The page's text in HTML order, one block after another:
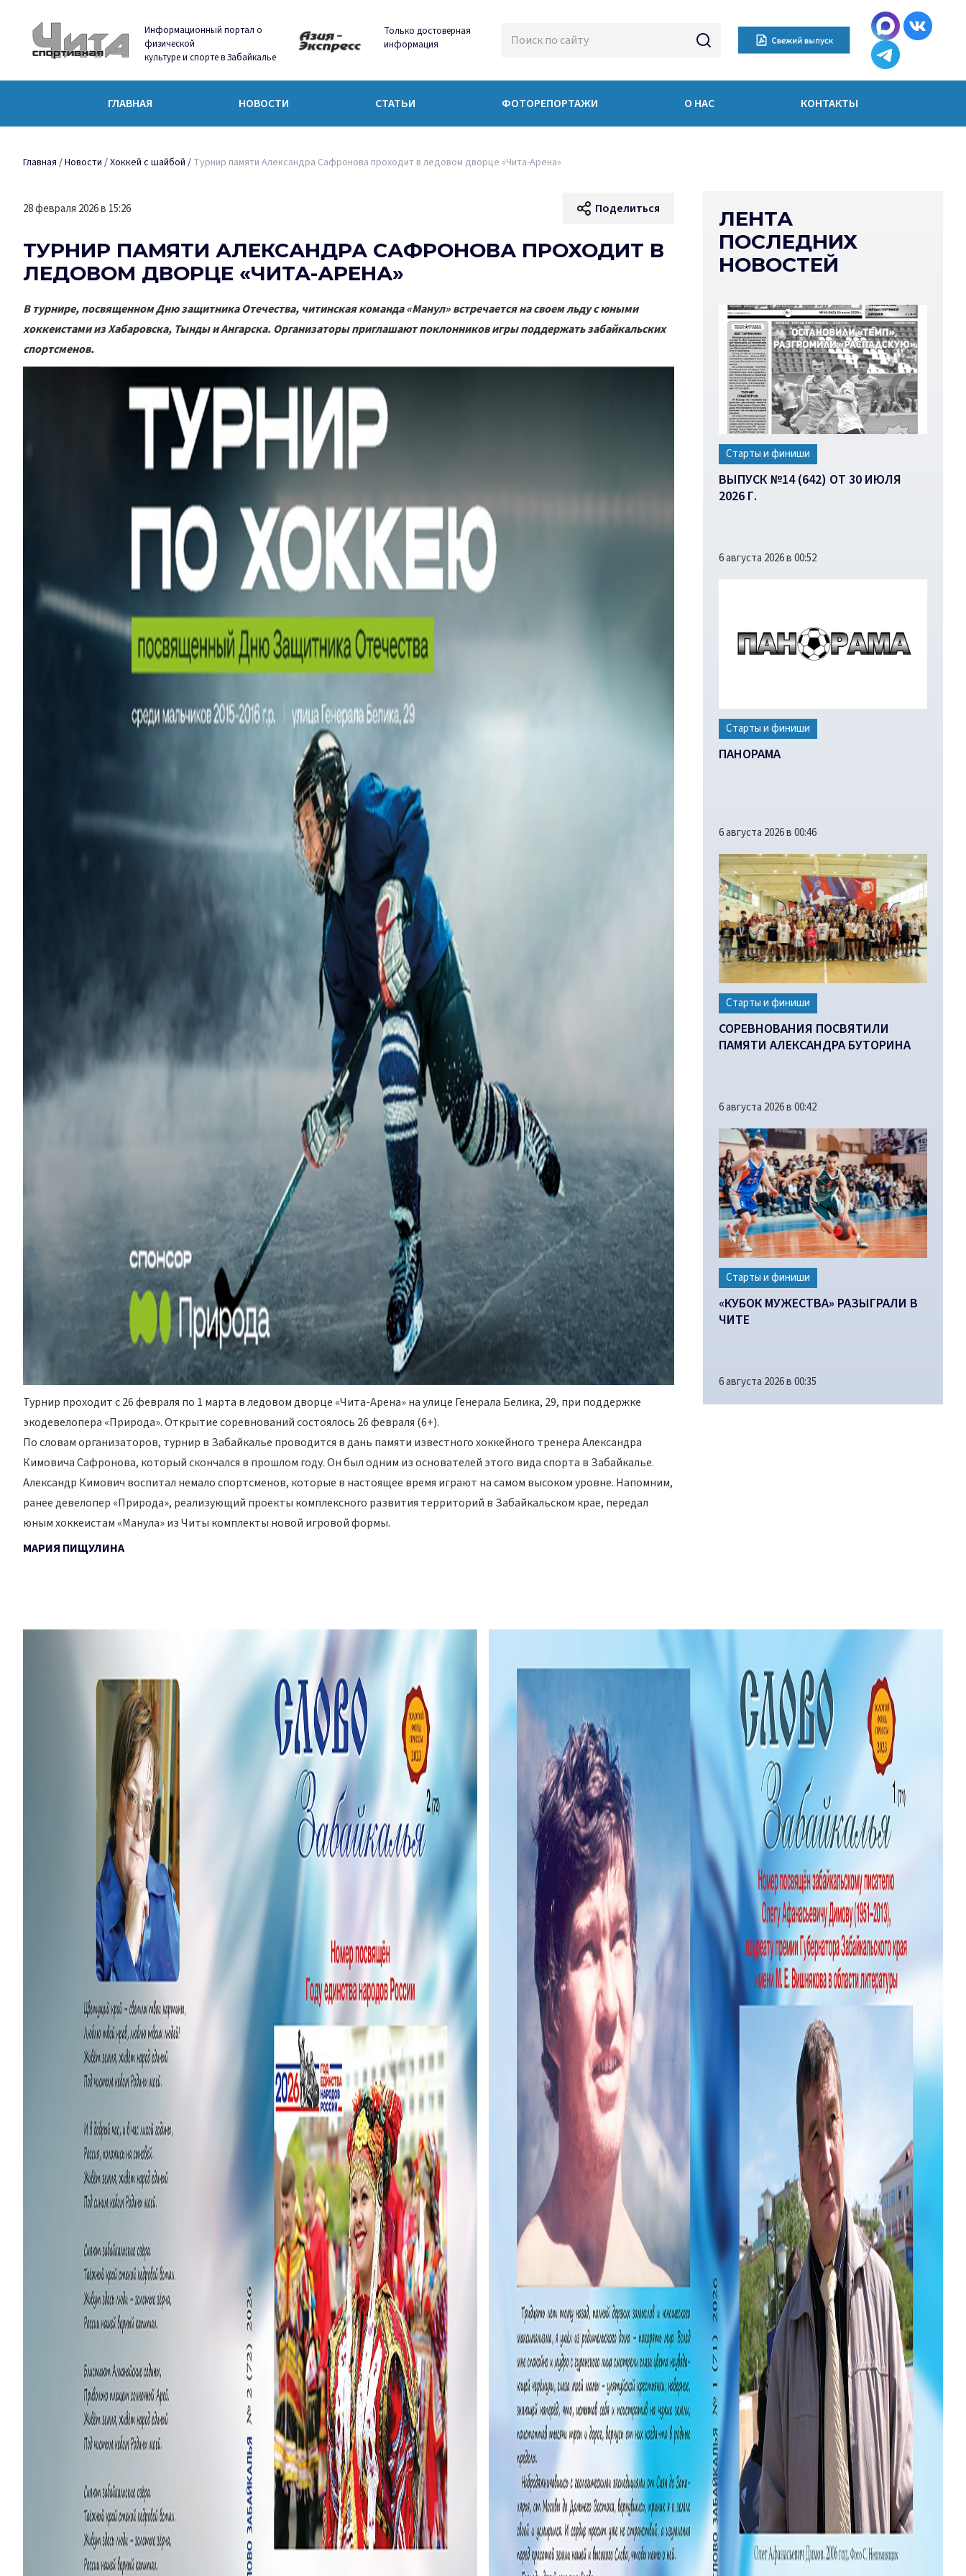
Информационный портал о
физической
культуре и спорте в Забайкалье
Только достоверная
информация
ГЛАВНАЯ НОВОСТИ СТАТЬИ ФОТОРЕПОРТАЖИ О НАС КОНТАКТЫ
Главная /Новости /Хоккей с шайбой / Турнир памяти Александра Сафронова проходит в ледовом дворце «Чита-Арена»
28 февраля 2026 в 15:26 Поделиться
ТУРНИР ПАМЯТИ АЛЕКСАНДРА САФРОНОВА ПРОХОДИТ В
ЛЕДОВОМ ДВОРЦЕ «ЧИТА-АРЕНА»
В турнире, посвященном Дню защитника Отечества, читинская команда «Манул» встречается на своем льду с юными
хоккеистами из Хабаровска, Тынды и Ангарска. Организаторы приглашают поклонников игры поддержать забайкальских
спортсменов.
Турнир проходит с 26 февраля по 1 марта в ледовом дворце «Чита-Арена» на улице Генерала Белика, 29, при поддержке
экодевелопера «Природа». Открытие соревнований состоялось 26 февраля (6+).
По словам организаторов, турнир в Забайкалье проводится в дань памяти известного хоккейного тренера Александра
Кимовича Сафронова, который скончался в прошлом году. Он был одним из основателей этого вида спорта в Забайкалье.
Александр Кимович воспитал немало спортсменов, которые в настоящее время играют на самом высоком уровне. Напомним,
ранее девелопер «Природа», реализующий проекты комплексного развития территорий в Забайкальском крае, передал
юным хоккеистам «Манула» из Читы комплекты новой игровой формы.
МАРИЯ ПИЩУЛИНА
ЛЕНТА
ПОСЛЕДНИХ
НОВОСТЕЙ
Старты и финиши
ВЫПУСК №14 (642) ОТ 30 ИЮЛЯ
2026 Г.
6 августа 2026 в 00:52
Старты и финиши
ПАНОРАМА
6 августа 2026 в 00:46
Старты и финиши
СОРЕВНОВАНИЯ ПОСВЯТИЛИ
ПАМЯТИ АЛЕКСАНДРА БУТОРИНА
6 августа 2026 в 00:42
Старты и финиши
«КУБОК МУЖЕСТВА» РАЗЫГРАЛИ В
ЧИТЕ
6 августа 2026 в 00:35